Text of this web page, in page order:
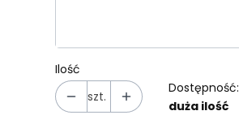
Ilość
szt.
Dostępność:
duża ilość